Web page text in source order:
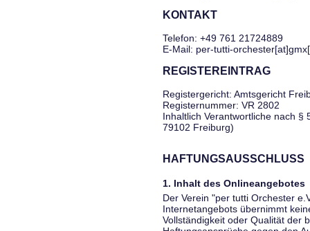
KONTAKT
Telefon: +49 761 21724889
E-Mail: per-tutti-
REGISTEREINTRAG
Registergericht: Amtsgericht
Registernummer: VR 2802
Inhaltlich Verantwortliche nach §
79102 Freiburg)
HAFTUNGSAUSSCHLUSS
1. Inhalt des Onlineangebotes
Der Verein "per tutti Orchester
Internetangebots übernimmt
Vollständigkeit oder Qualität der